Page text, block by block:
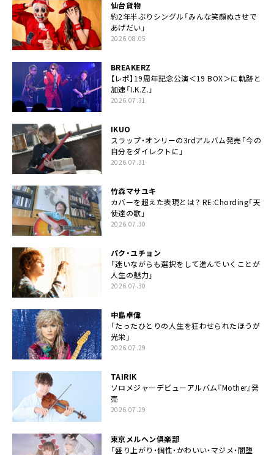
仙台貨物
約2年半ぶりシングル「みんな笑顔ぬさせで
あげだい」
2026.08.05
BREAKERZ
【レポ】19周年記念公演＜19 BOX＞に軌跡と
加速「I.K.Z.」
2026.07.31
IKUO
スラップ・オンリーの3rdアルバム発売「今の
自分をダイレクトに」
2026.07.31
竹森マサユキ
カバーを超えた表現とは？ RE:Chording「天
使達の歌」
2026.07.30
パク・ユチョン
「迷いながらも選択をして進んでいくことが
人生の魅力」
2026.07.30
中島卓偉
「たったひとりの人生を狂わせられたほうが
光栄」
2026.07.29
TAIRIK
ソロメジャーデビューアルバム『Mother』発
売
2026.07.29
東京メルヘン倶楽部
「盛り上がり・個性・かわいい・マジメ・闇堕